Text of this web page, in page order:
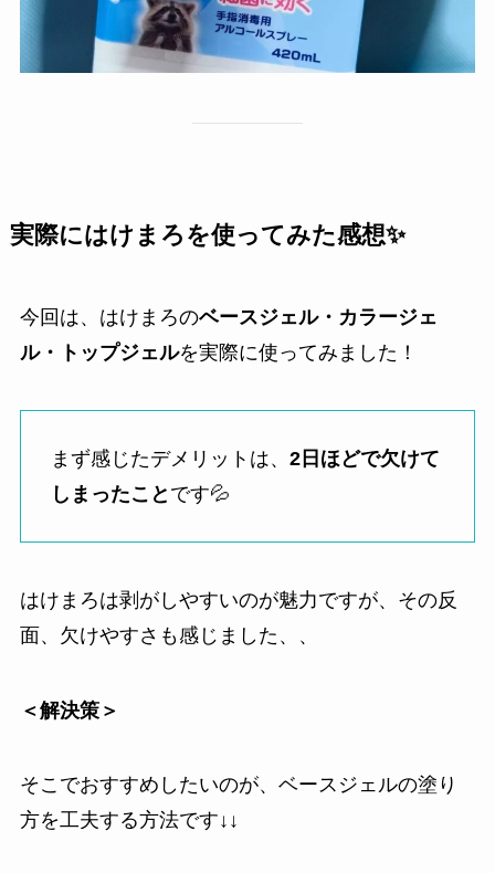
実際にはけまろを使ってみた感想✨
今回は、はけまろのベースジェル・カラージェ
ル・トップジェルを実際に使ってみました！
まず感じたデメリットは、 2日ほどで欠けて
しまったこと です💦
はけまろは剥がしやすいのが魅力ですが、その反
面、欠けやすさも感じました、、
＜解決策＞
そこでおすすめしたいのが、ベースジェルの塗り
方を工夫する方法です↓↓